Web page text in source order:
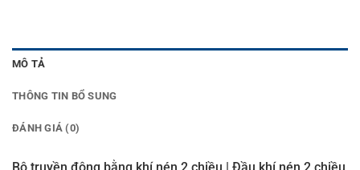
MÔ TẢ
THÔNG TIN BỔ SUNG
ĐÁNH GIÁ (0)
Bộ truyền động bằng khí nén 2 chiều | Đầu khí nén 2 chiều